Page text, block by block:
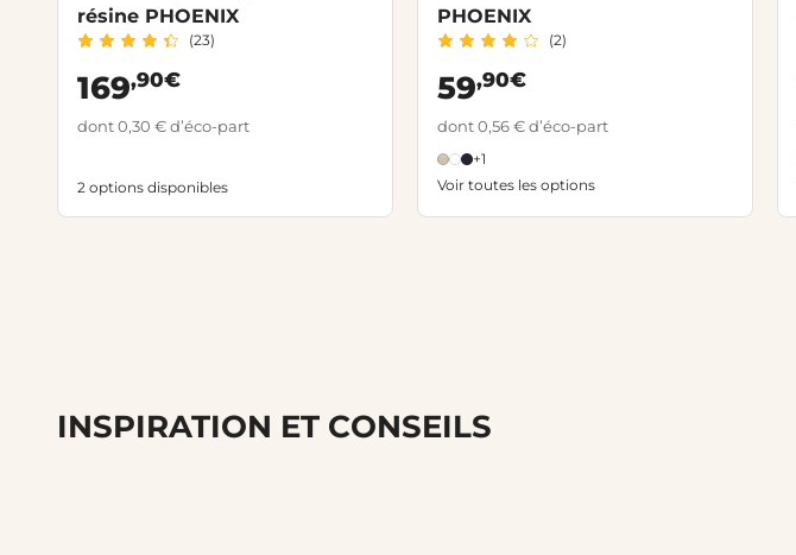
résine PHOENIX
(23)
169,90€
dont 0,30 € d’éco-part
2 options disponibles
PHOENIX
(2)
59,90€
dont 0,56 € d’éco-part
+1
Voir toutes les options
INSPIRATION ET CONSEILS